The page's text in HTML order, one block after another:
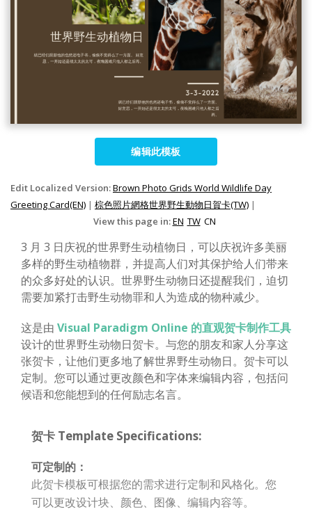
编辑此模板
Edit Localized Version:Brown Photo Grids World Wildlife Day
Greeting Card(EN) | 棕色照片網格世界野生動物日賀卡(TW) |
View this page in:EN TW CN
3 月 3 日庆祝的世界野生动植物日，可以庆祝许多美丽
多样的野生动植物群，并提高人们对其保护给人们带来
的众多好处的认识。世界野生动物日还提醒我们，迫切
需要加紧打击野生动物罪和人为造成的物种减少。
这是由 Visual Paradigm Online 的直观贺卡制作工具
设计的世界野生动物日贺卡。与您的朋友和家人分享这
张贺卡，让他们更多地了解世界野生动物日。贺卡可以
定制。您可以通过更改颜色和字体来编辑内容，包括问
候语和您能想到的任何励志名言。
贺卡 Template Specifications:
可定制的：
此贺卡模板可根据您的需求进行定制和风格化。您
可以更改设计块、颜色、图像、编辑内容等。